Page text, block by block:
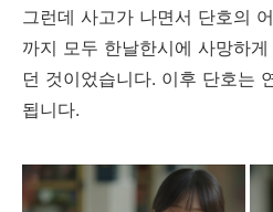
그런데 사고가 나면서 단호의
까지 모두 한날한시에 사망하
던 것이었습니다. 이후 단호는
됩니다.